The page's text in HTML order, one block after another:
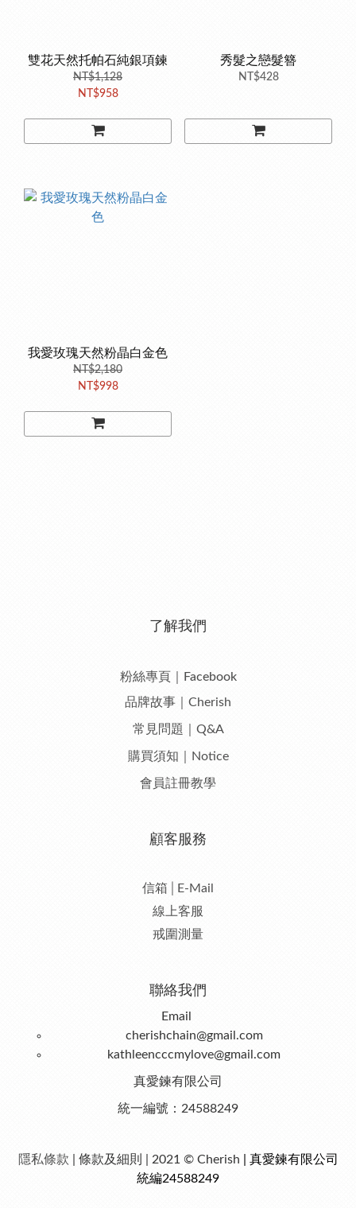
雙花天然托帕石純銀項鍊
NT$1,128
NT$958
秀髮之戀髮簪
NT$428
我愛玫瑰天然粉晶白金色
NT$2,180
NT$998
了解我們
粉絲專頁｜Facebook
品牌故事｜Cherish
常見問題｜Q&A
購買須知｜Notice
會員註冊教學
顧客服務
信箱│E-Mail
線上客服
戒圍測量
聯絡我們
Email
cherishchain@gmail.com
kathleencccmylove@gmail.com
真愛鍊有限公司
統一編號：24588249
隱私條款 | 條款及細則 | 2021 © Cherish | 真愛鍊有限公司
統編24588249